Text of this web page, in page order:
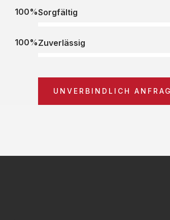
Sorgfältig
100%
Zuverlässig
100%
UNVERBINDLICH